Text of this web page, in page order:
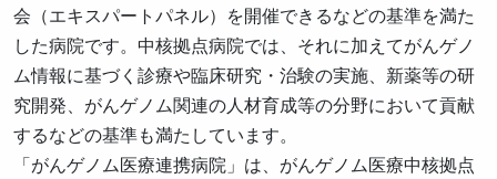
会（エキスパートパネル）を開催できるなどの基準を満た
した病院です。中核拠点病院では、それに加えてがんゲノ
ム情報に基づく診療や臨床研究・治験の実施、新薬等の研
究開発、がんゲノム関連の人材育成等の分野において貢献
するなどの基準も満たしています。
「がんゲノム医療連携病院」は、がんゲノム医療中核拠点